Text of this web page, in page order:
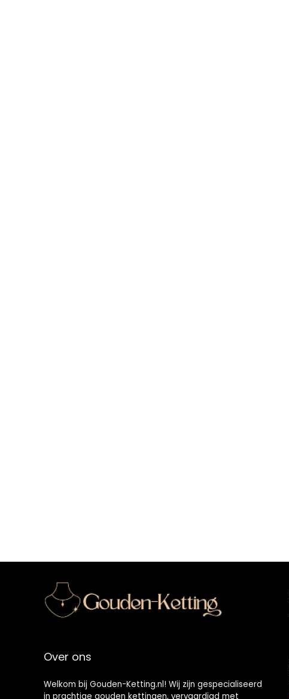
Over ons
Welkom bij Gouden-Ketting.nl! Wij zijn gespecialiseerd
in prachtige gouden kettingen, vervaardigd met